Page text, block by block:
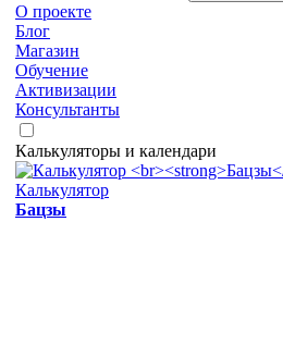
О проекте
Блог
Магазин
Обучение
Активизации
Консультанты
Калькуляторы и календари
Калькулятор
Бацзы